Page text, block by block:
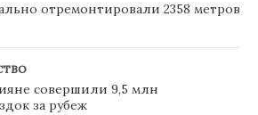
отремонтировали 2358 метров
совершили 9,5 млн
за рубеж